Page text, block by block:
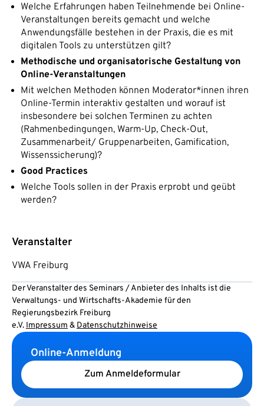
Welche Erfahrungen haben Teilnehmende bei Online-
Veranstaltungen bereits gemacht und welche
Anwendungsfälle bestehen in der Praxis, die es mit
digitalen Tools zu unterstützen gilt?
Methodische und organisatorische Gestaltung von
Online-Veranstaltungen
Mit welchen Methoden können Moderator*innen ihren
Online-Termin interaktiv gestalten und worauf ist
insbesondere bei solchen Terminen zu achten
(Rahmenbedingungen, Warm-Up, Check-Out,
Zusammenarbeit/ Gruppenarbeiten, Gamification,
Wissenssicherung)?
Good Practices
Welche Tools sollen in der Praxis erprobt und geübt
werden?
Veranstalter
VWA Freiburg
Der Veranstalter des Seminars / Anbieter des Inhalts ist die
Verwaltungs- und Wirtschafts-Akademie für den
Regierungsbezirk Freiburg
e.V. Impressum & Datenschutzhinweise
Online-Anmeldung
Zum Anmeldeformular